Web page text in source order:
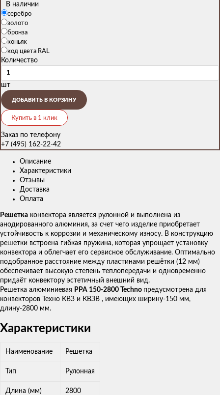
В наличии
серебро
золото
бронза
коньяк
код цвета RAL
Количество
шт
ДОБАВИТЬ В КОРЗИНУ
Купить в 1 клик
Заказ по телефону
+7 (495) 162-22-42
Описание
Характеристики
Отзывы
Доставка
Оплата
Решетка конвектора является рулонной и выполнена из
анодированного алюминия, за счет чего изделие приобретает
устойчивость к коррозии и механическому износу. В конструкцию
решетки встроена гибкая пружина, которая упрощает установку
конвектора и облегчает его сервисное обслуживание. Оптимально
подобранное расстояние между пластинами решётки (12 мм)
обеспечивает высокую степень теплопередачи и одновременно
придаёт конвектору эстетичный внешний вид.
Решетка алюминиевая PPA 150-2800 Techno предусмотрена для
конвекторов Техно КВЗ и КВЗВ , имеющих ширину-150 мм,
длину-2800 мм.
Характеристики
Наименование Решетка
Тип Рулонная
Длина (мм) 2800